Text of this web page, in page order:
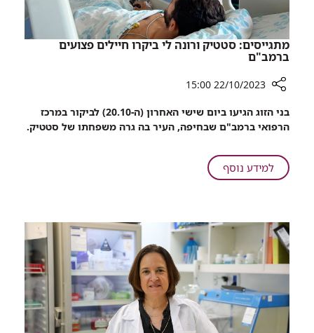
את
הפצועים
מתגייסים: סטטיק ורונה לי ביקרו חיילים פצועים
ברמב"ם
שיתוף
מתגייסים:
ורונה
פצועים
ברמב"ם
22/10/2023 15:00
בני הזוג הגיעו ביום שישי האחרון (ה-20.10) לביקור במרכז
הרפואי ברמב"ם שבחיפה, העיר בה גרה משפחתו של סטטיק.
למידע נוסףעל
מתגייסים:
לי
ביקרו
חיילים
פצועים
ברמב"ם